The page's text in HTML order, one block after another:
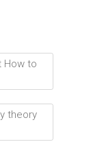
How to
theory